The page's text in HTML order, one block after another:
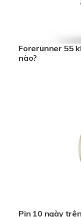
Forerunner 55
nào?
Pin 10 ngày